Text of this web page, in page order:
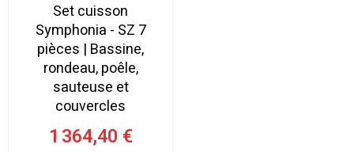
Set cuisson
Symphonia - SZ 7
pièces | Bassine,
rondeau, poêle,
sauteuse et
couvercles
1 364,40 €